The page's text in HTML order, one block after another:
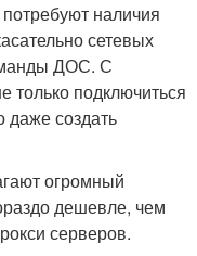
наличия
сетевых
ДОС. С
подключиться
создать
огромный
дешевле, чем
серверов.